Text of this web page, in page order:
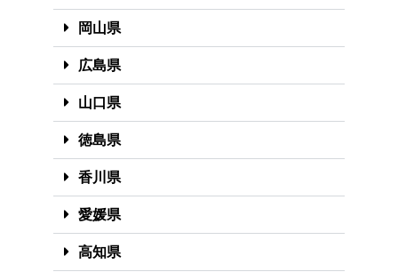
岡山県
広島県
山口県
徳島県
香川県
愛媛県
高知県